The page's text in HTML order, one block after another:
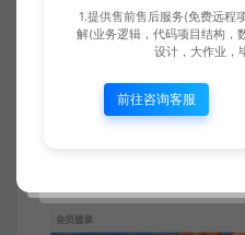
1.提供售前售后服务(免费远程
解(业务逻辑，代码项目结构，
设计，大作业，
前往咨询客服